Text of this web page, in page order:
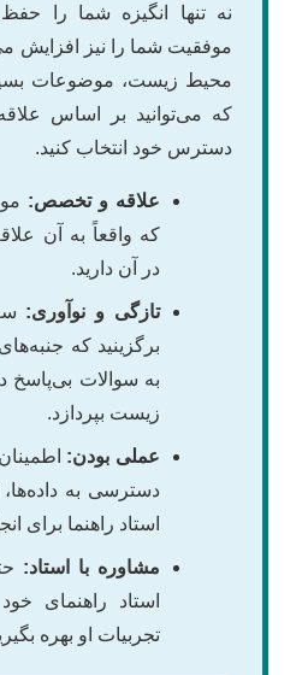
نه تنها انگیزه شما را
موفقیت شما را نیز افزایش
محیط زیست، موضوعات
که می‌توانید بر اساس
دسترس خود انتخاب کنید.
علاقه و تخصص:
که واقعاً به آن
در آن دارید.
تازگی و نوآوری:
برگزینید که
به سوالات بی‌پاسخ
زیست بپردازد.
عملی بودن:
دسترسی به
استاد راهنما برای
مشاوره با استاد:
استاد راهنمای
تجربیات او بهره